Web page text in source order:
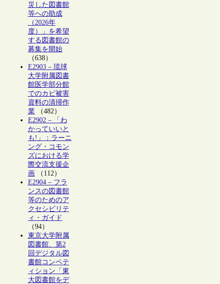
災した図書館
等への助成
（2026年
度）」を希望
する図書館の
募集を開始
（638）
E2903 – 琉球
大学附属図書
館医学部分館
でのカビ被害
資料の清掃作
業（482）
E2902 – 「わ
かっていいと
も!」：ラーニ
ング・コモン
ズにおける学
際交流支援企
画（112）
E2904 – フラ
ンスの図書館
等のためのア
クセシビリテ
ィ・ガイド
（94）
東京大学附属
図書館、第2
回デジタル図
書館コンペテ
ィション「東
大図書館をデ